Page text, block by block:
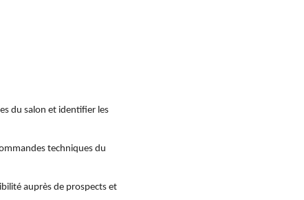
du salon et identifier les
techniques du
auprès de prospects et